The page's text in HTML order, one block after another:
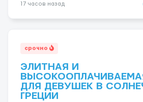
17 часов назад
срочно
ЭЛИТНАЯ И
ДЛЯ ДЕВУШЕК В
ГРЕЦИИ